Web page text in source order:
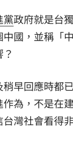
黨政府就是台
國，並稱「
早回應時都
為，不是在
灣社會看得